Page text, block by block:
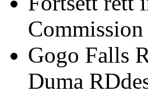
Gogo Falls
Duma